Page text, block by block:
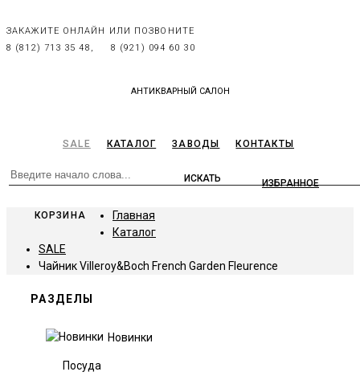
ЗАКАЖИТЕ ОНЛАЙН ИЛИ ПОЗВОНИТЕ
8 (812) 713 35 48,
8 (921) 094 60 30
АНТИКВАРНЫЙ САЛОН
SALE КАТАЛОГ ЗАВОДЫ КОНТАКТЫ
ИЗБРАННОЕ
КОРЗИНА
Главная
Каталог
SALE
Чайник Villeroy&Boch French Garden Fleurence
РАЗДЕЛЫ
Новинки
Посуда